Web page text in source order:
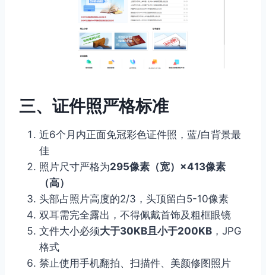
三、证件照严格标准
近6个月内正面免冠彩色证件照，蓝/白背景最
佳
照片尺寸严格为295像素（宽）×413像素
（高）
头部占照片高度的2/3，头顶留白5-10像素
双耳需完全露出，不得佩戴首饰及粗框眼镜
文件大小必须大于30KB且小于200KB ，JPG
格式
禁止使用手机翻拍、扫描件、美颜修图照片